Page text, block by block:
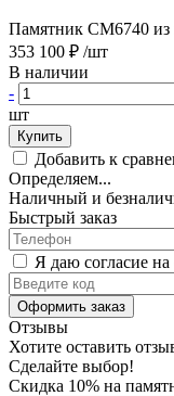
Памятник CM6740 из
353 100 ₽ /шт
В наличии
-
шт
Купить
Добавить к
Определяем...
Наличный и
Быстрый заказ
Я даю согласие
Оформить заказ
Отзывы
Хотите оставить
Сделайте выбор!
Скидка 10% на